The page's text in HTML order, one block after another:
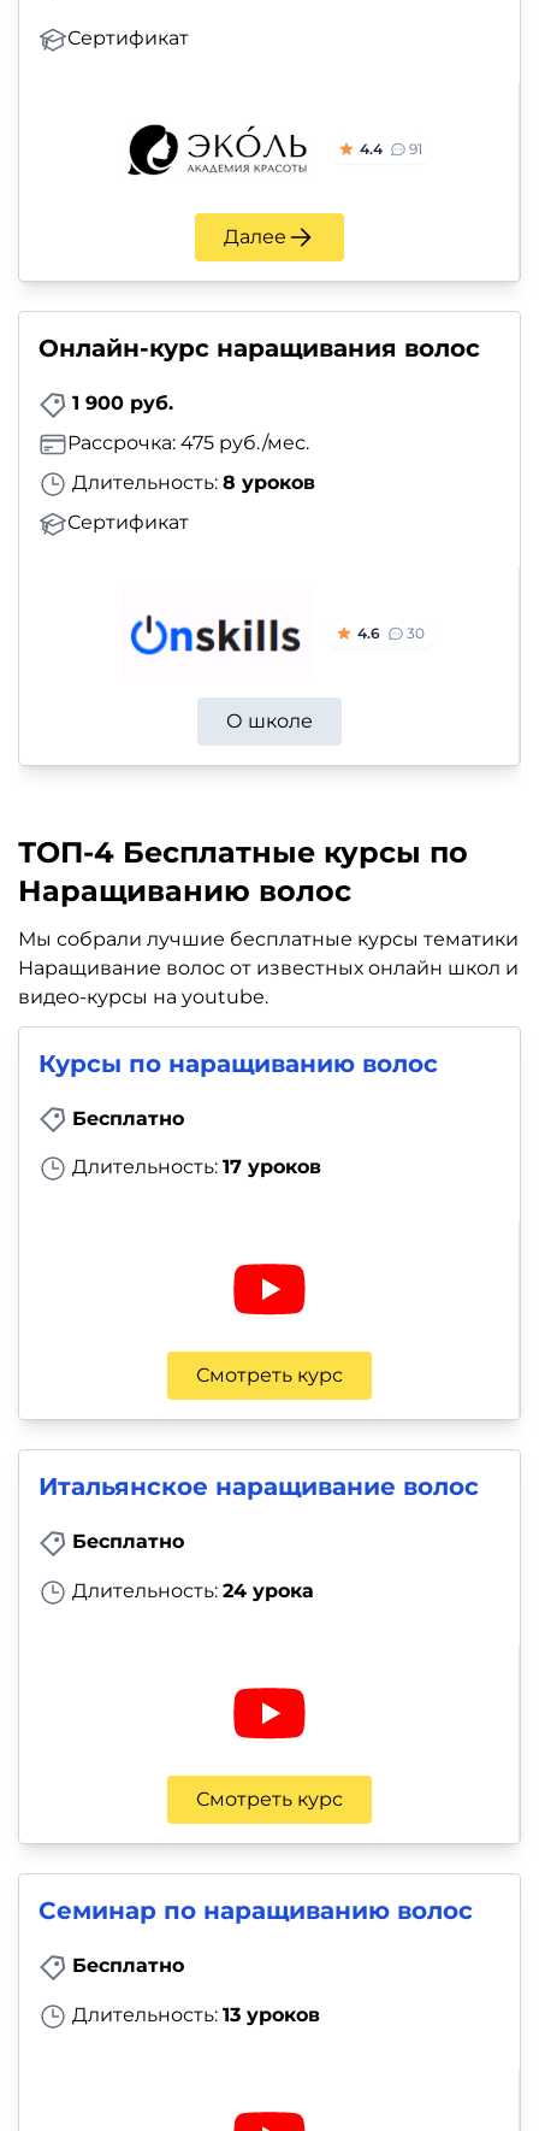
Сертификат
4.4 91
Далее
Онлайн-курс наращивания волос
1 900 руб.
Длительность: 8 уроков
Сертификат
Рассрочка: 475 руб./мес.
4.6 30
О школе
ТОП-4 Бесплатные курсы по
Наращиванию волос
Мы собрали лучшие бесплатные курсы тематики
Наращивание волос от известных онлайн школ и
видео-курсы на youtube.
Курсы по наращиванию волос
Бесплатно
Длительность: 17 уроков
Смотреть курс
Итальянское наращивание волос
Бесплатно
Длительность: 24 урока
Смотреть курс
Семинар по наращиванию волос
Бесплатно
Длительность: 13 уроков
Репетиторы
профориентацию